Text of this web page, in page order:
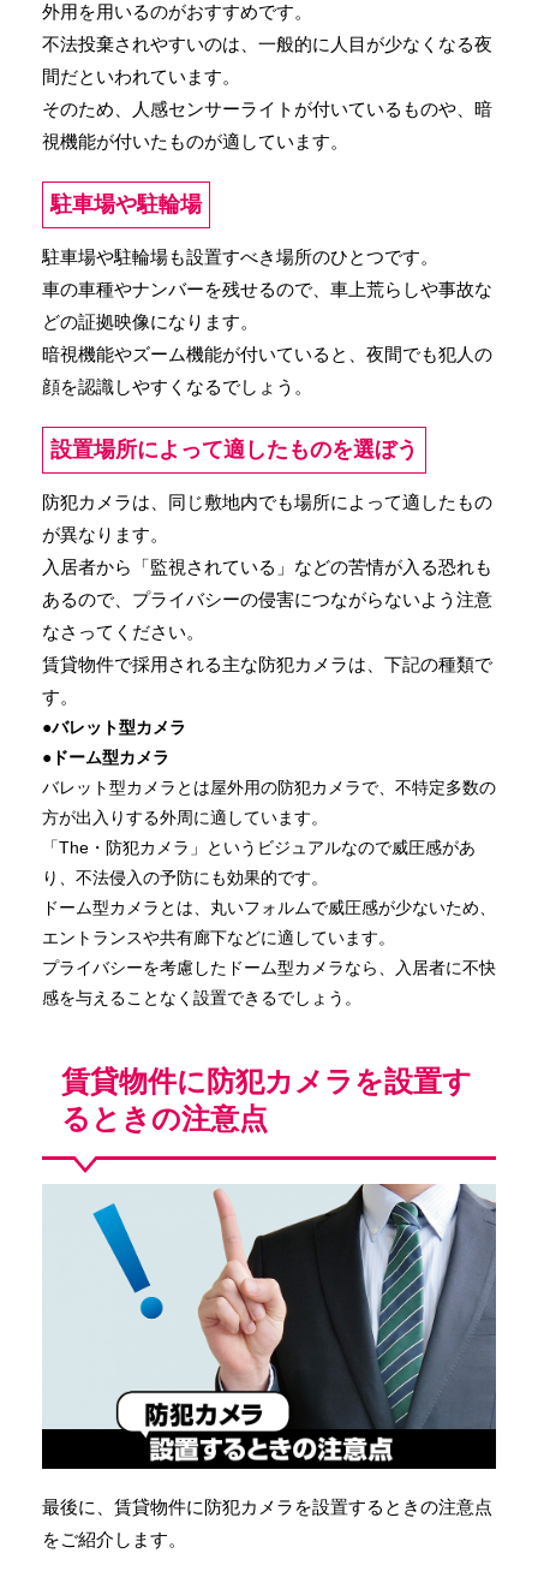
外用を用いるのがおすすめです。
不法投棄されやすいのは、一般的に人目が少なくなる夜
間だといわれています。
そのため、人感センサーライトが付いているものや、暗
視機能が付いたものが適しています。
駐車場や駐輪場
駐車場や駐輪場も設置すべき場所のひとつです。
車の車種やナンバーを残せるので、車上荒らしや事故な
どの証拠映像になります。
暗視機能やズーム機能が付いていると、夜間でも犯人の
顔を認識しやすくなるでしょう。
設置場所によって適したものを選ぼう
防犯カメラは、同じ敷地内でも場所によって適したもの
が異なります。
入居者から「監視されている」などの苦情が入る恐れも
あるので、プライバシーの侵害につながらないよう注意
なさってください。
賃貸物件で採用される主な防犯カメラは、下記の種類で
す。
●バレット型カメラ
●ドーム型カメラ
バレット型カメラとは屋外用の防犯カメラで、不特定多数の
方が出入りする外周に適しています。
「The・防犯カメラ」というビジュアルなので威圧感があ
り、不法侵入の予防にも効果的です。
ドーム型カメラとは、丸いフォルムで威圧感が少ないため、
エントランスや共有廊下などに適しています。
プライバシーを考慮したドーム型カメラなら、入居者に不快
感を与えることなく設置できるでしょう。
賃貸物件に防犯カメラを設置す
るときの注意点
最後に、賃貸物件に防犯カメラを設置するときの注意点
をご紹介します。